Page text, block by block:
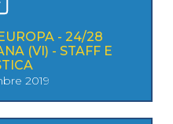
- 24/28
(VI) - STAFF E
2019